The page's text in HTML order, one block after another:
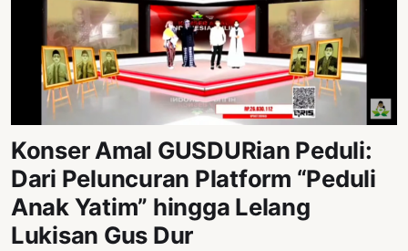
Konser Amal GUSDURian Peduli:
Dari Peluncuran Platform “Peduli
Anak Yatim” hingga Lelang
Lukisan Gus Dur